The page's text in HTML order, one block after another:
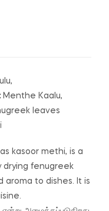
Menthe Kaalu,
leaves
kasoor methi, is a
drying fenugreek
aroma to dishes. It is